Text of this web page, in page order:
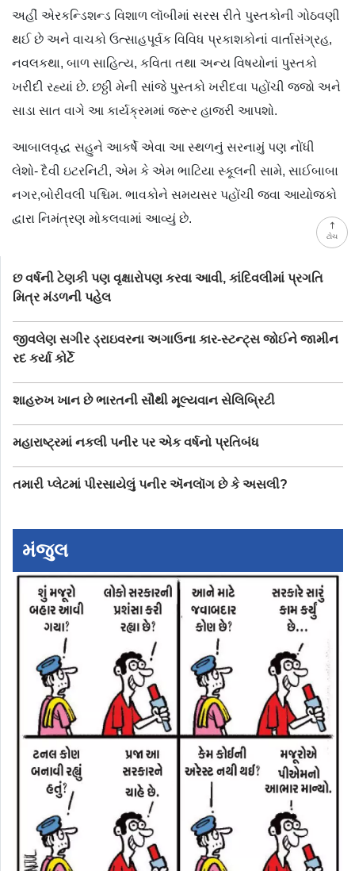
ટોચ
અહીં એરકન્ડિશન્ડ વિશાળ લૉબીમાં સરસ રીતે પુસ્તકોની ગોઠવણી
થઈ છે અને વાચકો ઉત્સાહપૂર્વક વિવિધ પ્રકાશકોનાં વાર્તાસંગ્રહ,
નવલકથા, બાળ સાહિત્ય, કવિતા તથા અન્ય વિષયોનાં પુસ્તકો
ખરીદી રહ્યાં છે. છઠ્ઠી મેની સાંજે પુસ્તકો ખરીદવા પહોંચી જજો અને
સાડા સાત વાગે આ કાર્યક્રમમાં જરૂર હાજરી આપશો.
આબાલવૃદ્ધ સહુને આકર્ષે એવા આ સ્થળનું સરનામું પણ નોંધી
લેશો- દૈવી ઇટરનિટી, એમ કે એમ ભાટિયા સ્કૂલની સામે, સાઈબાબા
નગર,બોરીવલી પશ્ચિમ. ભાવકોને સમયસર પહોંચી જવા આયોજકો
દ્વારા નિમંત્રણ મોકલવામાં આવ્યું છે.
છ વર્ષની ટેણકી પણ વૃક્ષારોપણ કરવા આવી, કાંદિવલીમાં પ્રગતિ
મિત્ર મંડળની પહેલ
જીવલેણ સગીર ડ્રાઇવરના અગાઉના કાર-સ્ટન્ટ‍્સ જોઈને જામીન
રદ કર્યા કોર્ટે
શાહરુખ ખાન છે ભારતની સૌથી મૂલ્યવાન સેલિબ્રિટી
મહારાષ્ટ્રમાં નકલી પનીર પર એક વર્ષનો પ્રતિબંધ
તમારી પ્લેટમાં પીરસાયેલું પનીર ઍનલૉગ છે કે અસલી?
મંજુલ